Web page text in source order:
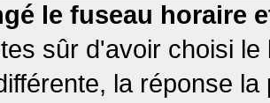
le fuseau horaire
sûr d'avoir choisi
la réponse